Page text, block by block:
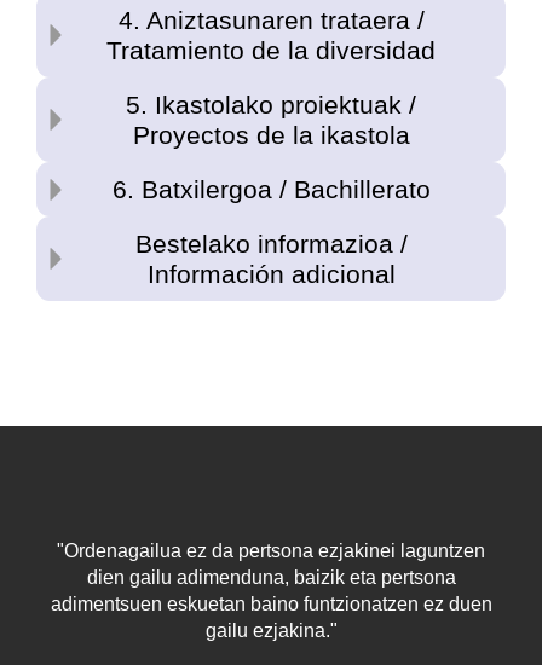
4. Aniztasunaren trataera /
Tratamiento de la diversidad
5. Ikastolako proiektuak /
Proyectos de la ikastola
6. Batxilergoa / Bachillerato
Bestelako informazioa /
Información adicional
"Ordenagailua ez da pertsona ezjakinei laguntzen
dien gailu adimenduna, baizik eta pertsona
adimentsuen eskuetan baino funtzionatzen ez duen
gailu ezjakina."